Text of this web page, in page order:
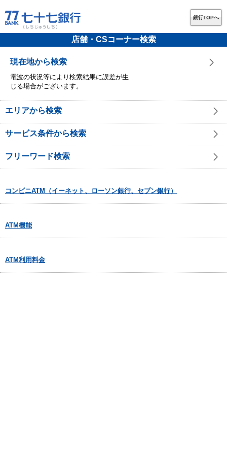
銀行TOPへ
店舗・CSコーナー検索
現在地から検索
電波の状況等により検索結果に誤差が生
じる場合がございます。
エリアから検索
サービス条件から検索
フリーワード検索
コンビニATM（イーネット、ローソン銀行、セブン銀行）
ATM機能
ATM利用料金